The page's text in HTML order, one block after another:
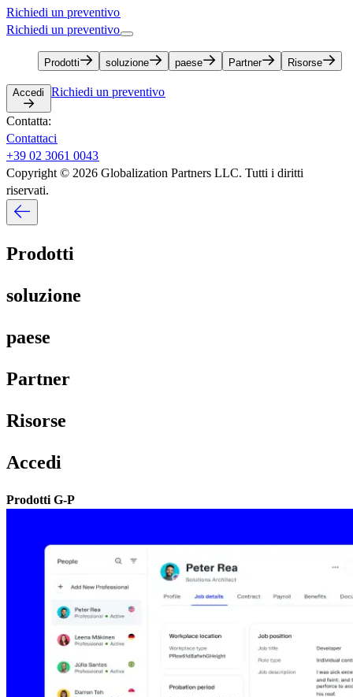
Richiedi un preventivo​​
Richiedi un preventivo​​
Prodotti​​ soluzione​​ paese​​ Partner​​ Risorse​​
Accedi​​ Richiedi un preventivo​​
Contatta:​​
Contattaci​​
+39 02 3061 0043​​
Copyright © 2026 Globalization Partners LLC. Tutti i diritti
riservati.​​
Prodotti​​
soluzione​​
paese​​
Partner​​
Risorse​​
Accedi​​
Prodotti G-P​​